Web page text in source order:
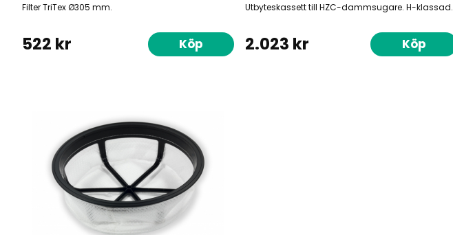
Filter TriTex Ø305 mm.
522 kr Köp
Utbyteskassett till HZC-dammsugare. H-klassad.
2.023 kr Köp